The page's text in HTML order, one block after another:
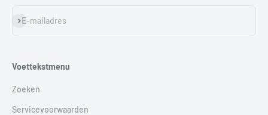
E-mailadres
Abonneren
Voettekstmenu
Zoeken
Servicevoorwaarden